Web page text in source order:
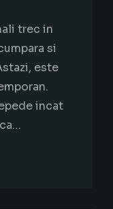
trec in
si
este
incat